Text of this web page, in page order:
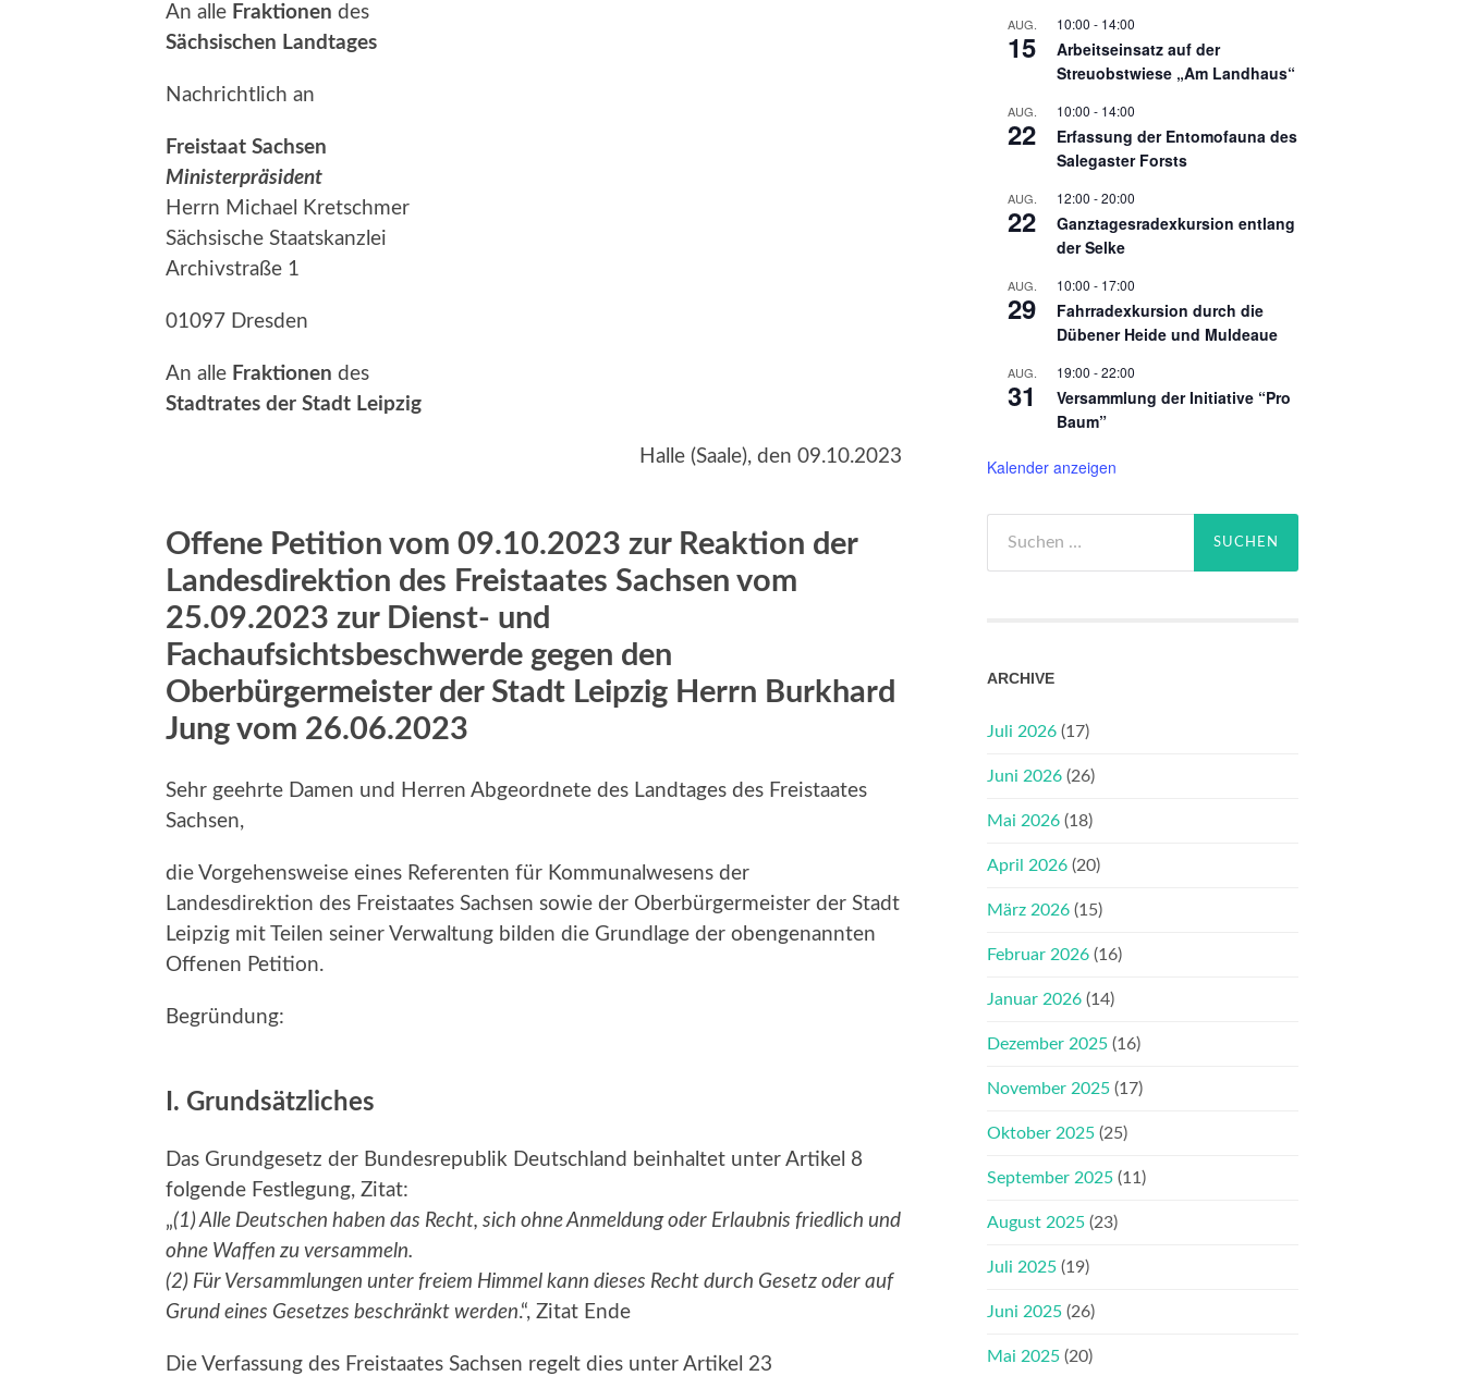
An alle Fraktionen des
Sächsischen Landtages
Nachrichtlich an
Freistaat Sachsen
Ministerpräsident
Herrn Michael Kretschmer
Sächsische Staatskanzlei
Archivstraße 1
01097 Dresden
An alle Fraktionen des
Stadtrates der Stadt Leipzig
Halle (Saale), den 09.10.2023
Offene Petition vom 09.10.2023 zur Reaktion der
Landesdirektion des Freistaates Sachsen vom
25.09.2023 zur Dienst- und
Fachaufsichtsbeschwerde gegen den
Oberbürgermeister der Stadt Leipzig Herrn Burkhard
Jung vom 26.06.2023
Sehr geehrte Damen und Herren Abgeordnete des Landtages des Freistaates
Sachsen,
die Vorgehensweise eines Referenten für Kommunalwesens der
Landesdirektion des Freistaates Sachsen sowie der Oberbürgermeister der Stadt
Leipzig mit Teilen seiner Verwaltung bilden die Grundlage der obengenannten
Offenen Petition.
Begründung:
I. Grundsätzliches
Das Grundgesetz der Bundesrepublik Deutschland beinhaltet unter Artikel 8
folgende Festlegung, Zitat:
„(1) Alle Deutschen haben das Recht, sich ohne Anmeldung oder Erlaubnis friedlich und
ohne Waffen zu versammeln.
(2) Für Versammlungen unter freiem Himmel kann dieses Recht durch Gesetz oder auf
Grund eines Gesetzes beschränkt werden.“, Zitat Ende
Die Verfassung des Freistaates Sachsen regelt dies unter Artikel 23
AUG.
15
10:00 - 14:00
Arbeitseinsatz auf der
Streuobstwiese „Am Landhaus“
AUG.
22
10:00 - 14:00
Erfassung der Entomofauna des
Salegaster Forsts
AUG.
22
12:00 -20:00
Ganztagesradexkursion entlang
der Selke
AUG.
29
10:00 - 17:00
Fahrradexkursion durch die
Dübener Heide und Muldeaue
AUG.
31
19:00 -22:00
Versammlung der Initiative “Pro
Baum”
Kalender anzeigen
nach:
ARCHIVE
Juli 2026 (17)
Juni 2026 (26)
Mai 2026 (18)
April 2026 (20)
März 2026 (15)
Februar 2026 (16)
Januar 2026 (14)
Dezember 2025 (16)
November 2025 (17)
Oktober 2025 (25)
September 2025 (11)
August 2025 (23)
Juli 2025 (19)
Juni 2025 (26)
Mai 2025 (20)